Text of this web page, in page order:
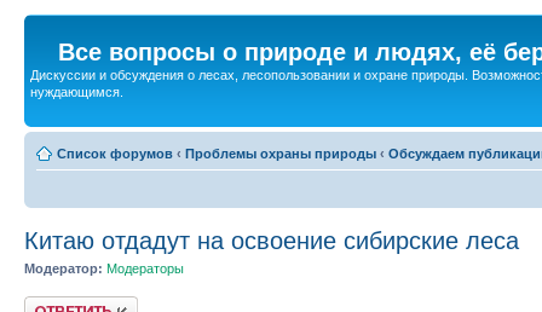
Все вопросы о природе и людях, её
Дискуссии и обсуждения о лесах, лесопользовании и охране природы.
нуждающимся.
Список форумов ‹ Проблемы охраны природы ‹ Обсуждаем
Китаю отдадут на освоение сибирские леса
Модератор: Модераторы
Ответить